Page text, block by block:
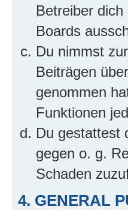
Betreiber
Boards
Du nimmst
Beiträgen
genommen
Funktionen
Du gestattest
gegen o. g.
Schaden
4. GENERAL